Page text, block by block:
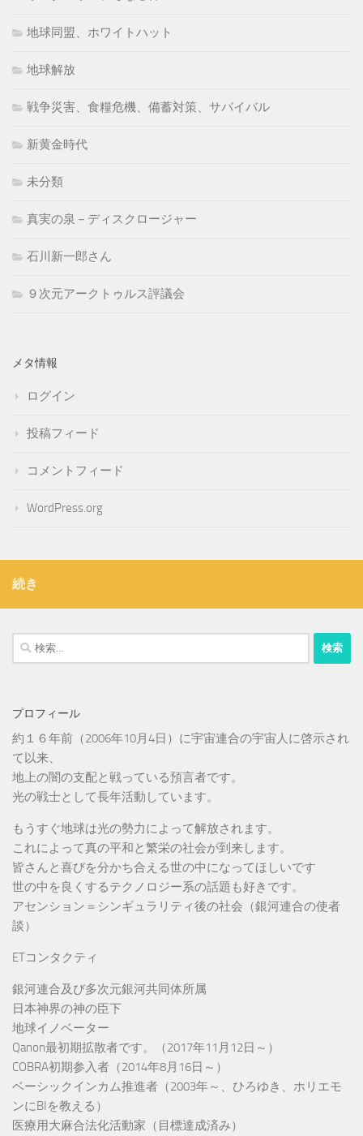
地球同盟、ホワイトハット
地球解放
戦争災害、食糧危機、備蓄対策、サバイバル
新黄金時代
未分類
真実の泉－ディスクロージャー
石川新一郎さん
９次元アークトゥルス評議会
メタ情報
ログイン
投稿フィード
コメントフィード
WordPress.org
続き
検
索:
プロフィール
約１６年前（2006年10月4日）に宇宙連合の宇宙人に啓示され
て以来、
地上の闇の支配と戦っている預言者です。
光の戦士として長年活動しています。
もうすぐ地球は光の勢力によって解放されます。
これによって真の平和と繁栄の社会が到来します。
皆さんと喜びを分かち合える世の中になってほしいです
世の中を良くするテクノロジー系の話題も好きです。
アセンション＝シンギュラリティ後の社会（銀河連合の使者
談）
ETコンタクティ
銀河連合及び多次元銀河共同体所属
日本神界の神の臣下
地球イノベーター
Qanon最初期拡散者です。（2017年11月12日～）
COBRA初期参入者（2014年8月16日～）
ベーシックインカム推進者（2003年～、ひろゆき、ホリエモ
ンにBIを教える）
医療用大麻合法化活動家（目標達成済み）